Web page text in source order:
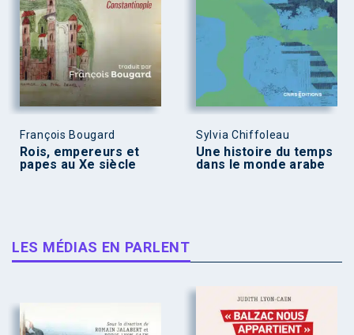
François Bougard
Rois, empereurs et
papes au Xe siècle
Sylvia Chiffoleau
Une histoire du temps
dans le monde arabe
LES MÉDIAS EN PARLENT